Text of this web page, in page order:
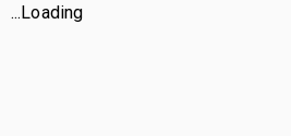
Loading...